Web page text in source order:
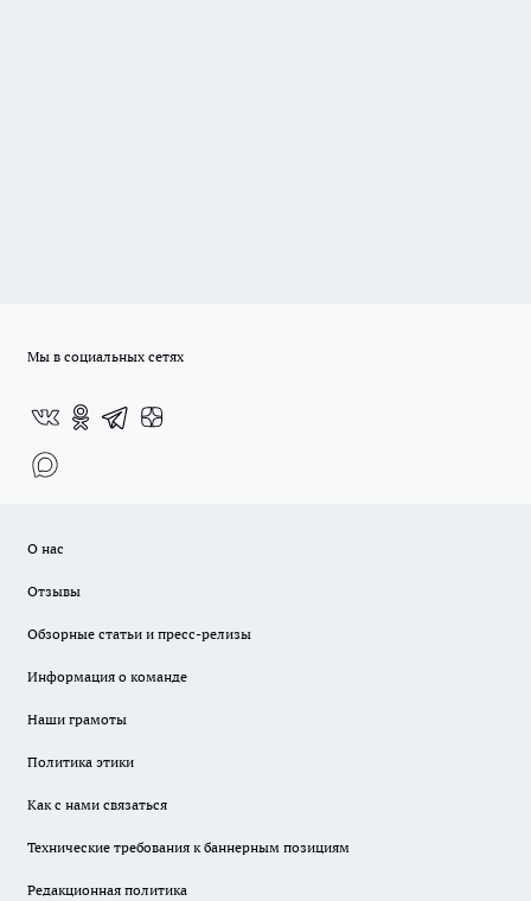
Мы в социальных сетях
О нас
Отзывы
Обзорные статьи и пресс-релизы
Информация о команде
Наши грамоты
Политика этики
Как с нами связаться
Технические требования к баннерным позициям
Редакционная политика